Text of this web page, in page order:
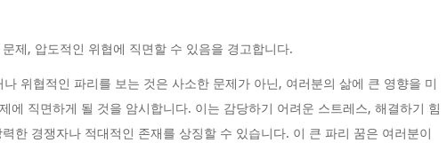
제, 압도적인 위협에 직면할 수 있음을 경고합니다.
위협적인 파리를 보는 것은 사소한 문제가 아닌, 여러분의 삶에 큰 영향을 미
에 직면하게 될 것을 암시합니다. 이는 감당하기 어려운 스트레스, 해결하기 힘
한 경쟁자나 적대적인 존재를 상징할 수 있습니다. 이 큰 파리 꿈은 여러분이